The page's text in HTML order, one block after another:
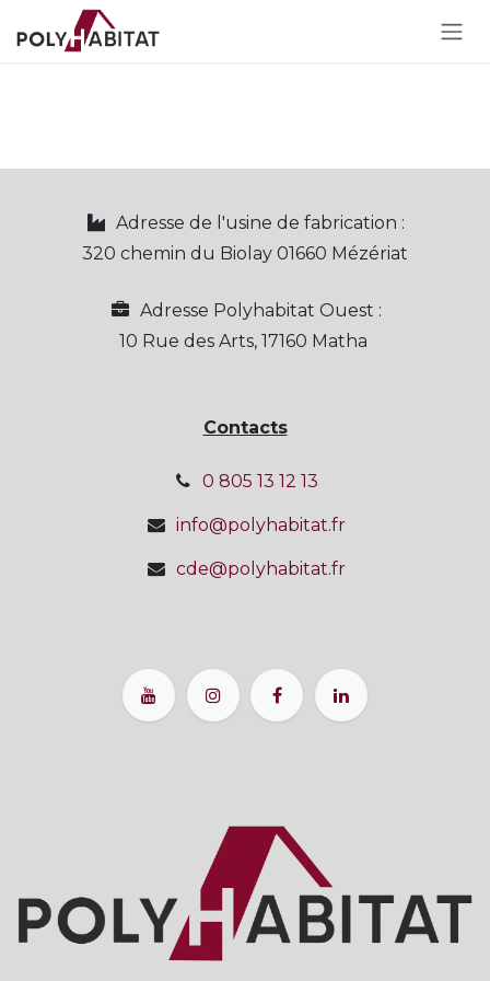
Se rendre au contenu
Adresse de l'usine de fabrication :
320 chemin du Biolay 01660 Mézériat
Adresse Polyhabitat Ouest :
10 Rue des Arts, 17160 Matha
Contacts
0 805 13 12 13
info@polyhabitat.fr
cde@polyhabitat.fr